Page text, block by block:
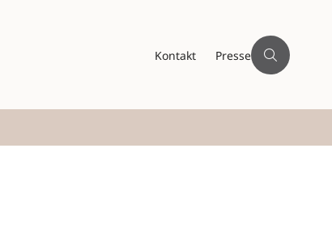
Kontakt Presse